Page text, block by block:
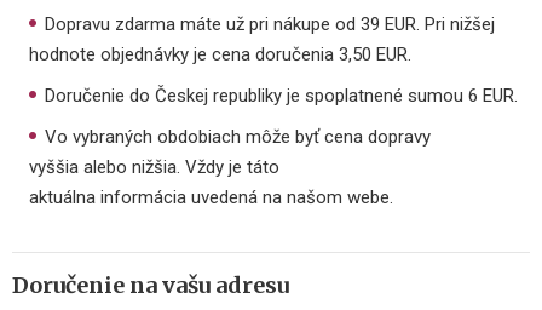
Dopravu zdarma máte už pri nákupe od 39 EUR. Pri nižšej
hodnote objednávky je cena doručenia 3,50 EUR.
Doručenie do Českej republiky je spoplatnené sumou 6 EUR.
Vo vybraných obdobiach môže byť cena dopravy
vyššia alebo nižšia. Vždy je táto
aktuálna informácia uvedená na našom webe.
Doručenie na vašu adresu